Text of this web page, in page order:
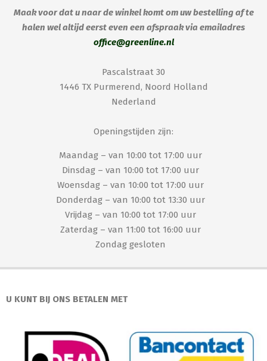
Maak voor dat u naar de winkel komt om uw bestelling af te
halen wel altijd eerst even een afspraak via emailadres
office@greenline.nl
Pascalstraat 30
1446 TX Purmerend, Noord Holland
Nederland
Openingstijden zijn:
Maandag – van 10:00 tot 17:00 uur
Dinsdag – van 10:00 tot 17:00 uur
Woensdag – van 10:00 tot 17:00 uur
Donderdag – van 10:00 tot 13:30 uur
Vrijdag – van 10:00 tot 17:00 uur
Zaterdag – van 11:00 tot 16:00 uur
Zondag gesloten
U KUNT BIJ ONS BETALEN MET